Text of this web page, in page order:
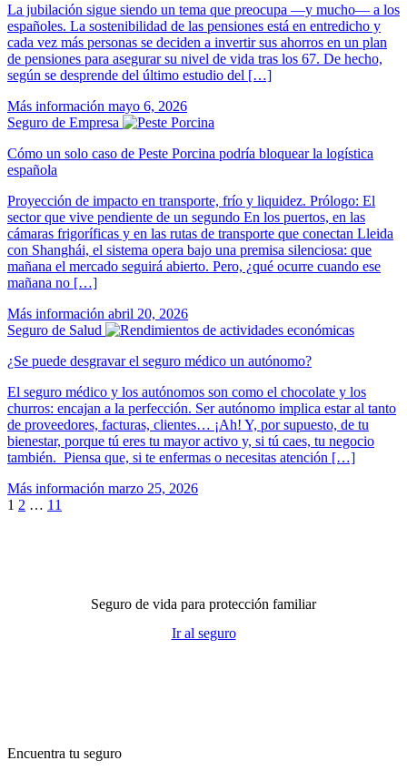
La jubilación sigue siendo un tema que preocupa —y mucho— a los
españoles. La sostenibilidad de las pensiones está en entredicho y
cada vez más personas se deciden a invertir sus ahorros en un plan
de pensiones para asegurar su nivel de vida tras los 67. De hecho,
según se desprende del último estudio del […]
Más información mayo 6, 2026
Seguro de Empresa
Cómo un solo caso de Peste Porcina podría bloquear la logística
española
Proyección de impacto en transporte, frío y liquidez. Prólogo: El
sector que vive pendiente de un segundo En los puertos, en las
cámaras frigoríficas y en las rutas de transporte que conectan Lleida
con Shanghái, el sistema opera bajo una premisa silenciosa: que
mañana el mercado seguirá abierto. Pero, ¿qué ocurre cuando ese
mañana no […]
Más información abril 20, 2026
Seguro de Salud
¿Se puede desgravar el seguro médico un autónomo?
El seguro médico y los autónomos son como el chocolate y los
churros: encajan a la perfección. Ser autónomo implica estar al tanto
de proveedores, facturas, clientes… ¡Ah! Y, por supuesto, de tu
bienestar, porque tú eres tu mayor activo y, si tú caes, tu negocio
también. Piensa que, si te enfermas o necesitas atención […]
Más información marzo 25, 2026
1 2 … 11
Seguro de vida para protección familiar
Ir al seguro
Encuentra tu seguro